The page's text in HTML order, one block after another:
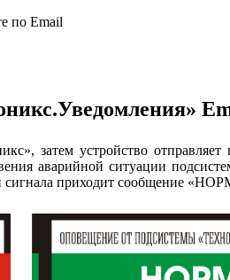
по Email
затем устройство
аварийной ситуации
сигнала приходит сообщение